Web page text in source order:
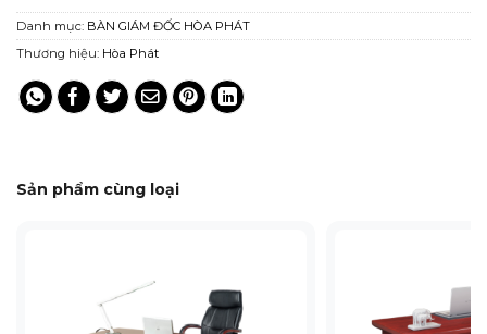
Danh mục: BÀN GIÁM ĐỐC HÒA PHÁT
Thương hiệu: Hòa Phát
Sản phẩm cùng loại